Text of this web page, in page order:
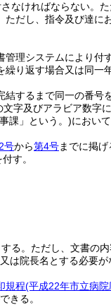
なければならない。
ただし、指令及び達に
理システムにより付
り返す場合又は同
するまで同一の番
字及びアラビア数字
課」という。)におい
号から第4号までに掲
す。
る。 ただし、文書の
は院長名とする必要
規程(平成22年市立病
きる。